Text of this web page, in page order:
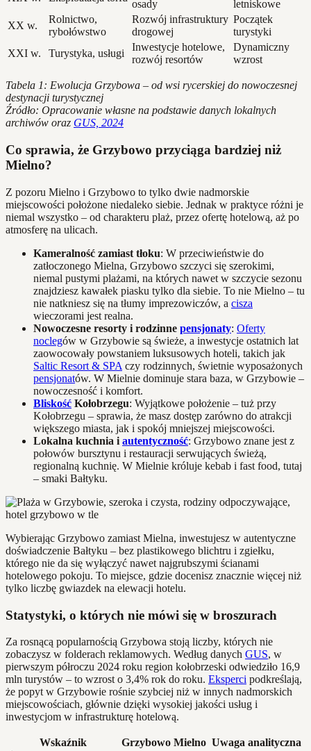
osady
letniskowe
XX w.
Rolnictwo,
rybołówstwo
Rozwój infrastruktury
drogowej
Początek
turystyki
XXI w.
Turystyka, usługi
Inwestycje hotelowe,
rozwój resortów
Dynamiczny
wzrost
Tabela 1: Ewolucja Grzybowa – od wsi rycerskiej do nowoczesnej
destynacji turystycznej
Źródło: Opracowanie własne na podstawie danych lokalnych
archiwów oraz GUS, 2024
Co sprawia, że Grzybowo przyciąga bardziej niż
Mielno?
Z pozoru Mielno i Grzybowo to tylko dwie nadmorskie
miejscowości położone niedaleko siebie. Jednak w praktyce różni je
niemal wszystko – od charakteru plaż, przez ofertę hotelową, aż po
atmosferę na ulicach.
Kameralność zamiast tłoku: W przeciwieństwie do
zatłoczonego Mielna, Grzybowo szczyci się szerokimi,
niemal pustymi plażami, na których nawet w szczycie sezonu
znajdziesz kawałek piasku tylko dla siebie. To nie Mielno – tu
nie natkniesz się na tłumy imprezowiczów, a cisza
wieczorami jest realna.
Nowoczesne resorty i rodzinne pensjonaty: Oferty
noclegów w Grzybowie są świeże, a inwestycje ostatnich lat
zaowocowały powstaniem luksusowych hoteli, takich jak
Saltic Resort & SPA czy rodzinnych, świetnie wyposażonych
pensjonatów. W Mielnie dominuje stara baza, w Grzybowie –
nowoczesność i komfort.
Bliskość Kołobrzegu: Wyjątkowe położenie – tuż przy
Kołobrzegu – sprawia, że masz dostęp zarówno do atrakcji
większego miasta, jak i spokój mniejszej miejscowości.
Lokalna kuchnia i autentyczność: Grzybowo znane jest z
połowów bursztynu i restauracji serwujących świeżą,
regionalną kuchnię. W Mielnie króluje kebab i fast food, tutaj
– smaki Bałtyku.
Wybierając Grzybowo zamiast Mielna, inwestujesz w autentyczne
doświadczenie Bałtyku – bez plastikowego blichtru i zgiełku,
którego nie da się wyłączyć nawet najgrubszymi ścianami
hotelowego pokoju. To miejsce, gdzie docenisz znacznie więcej niż
tylko liczbę gwiazdek na elewacji hotelu.
Statystyki, o których nie mówi się w broszurach
Za rosnącą popularnością Grzybowa stoją liczby, których nie
zobaczysz w folderach reklamowych. Według danych GUS, w
pierwszym półroczu 2024 roku region kołobrzeski odwiedziło 16,9
mln turystów – to wzrost o 3,4% rok do roku. Eksperci podkreślają,
że popyt w Grzybowie rośnie szybciej niż w innych nadmorskich
miejscowościach, głównie dzięki wysokiej jakości usług i
inwestycjom w infrastrukturę hotelową.
Wskaźnik Grzybowo Mielno Uwaga analityczna